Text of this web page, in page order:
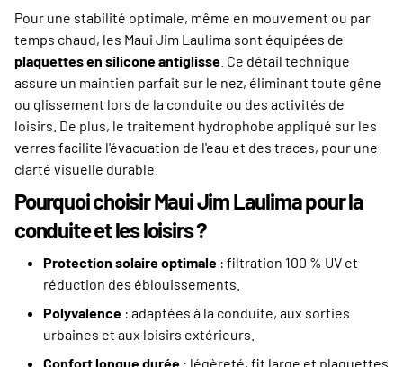
Pour une stabilité optimale, même en mouvement ou par
temps chaud, les Maui Jim Laulima sont équipées de
plaquettes en silicone antiglisse . Ce détail technique
assure un maintien parfait sur le nez, éliminant toute gêne
ou glissement lors de la conduite ou des activités de
loisirs. De plus, le traitement hydrophobe appliqué sur les
verres facilite l'évacuation de l'eau et des traces, pour une
clarté visuelle durable.
Pourquoi choisir Maui Jim Laulima pour la
conduite et les loisirs ?
Protection solaire optimale : filtration 100 % UV et
réduction des éblouissements.
Polyvalence : adaptées à la conduite, aux sorties
urbaines et aux loisirs extérieurs.
Confort longue durée : légèreté, fit large et plaquettes